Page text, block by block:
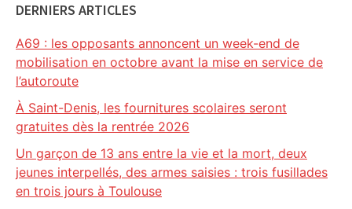
DERNIERS ARTICLES
A69 : les opposants annoncent un week-end de
mobilisation en octobre avant la mise en service de
l’autoroute
À Saint-Denis, les fournitures scolaires seront
gratuites dès la rentrée 2026
Un garçon de 13 ans entre la vie et la mort, deux
jeunes interpellés, des armes saisies : trois fusillades
en trois jours à Toulouse